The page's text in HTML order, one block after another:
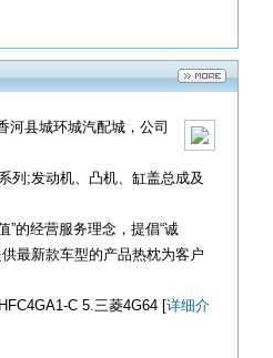
河县城环城汽配城，公司
列;发动机、凸机、缸盖总成及
”的经营服务理念，提倡“诚
最新款车型的产品热枕为客户
C 5.三菱4G64 [详细介